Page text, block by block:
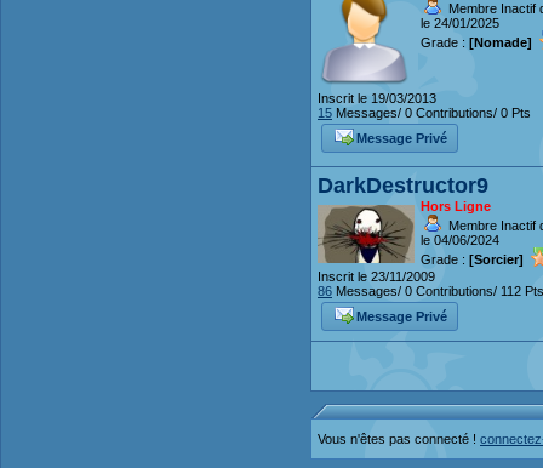
Membre Inactif
le 24/01/2025
Grade : [Nomade]
Inscrit le 19/03/2013
15 Messages/ 0 Contributions/ 0 Pts
Message Privé
DarkDestructor9
Hors Ligne
Membre Inactif
le 04/06/2024
Grade : [Sorcier]
Inscrit le 23/11/2009
86 Messages/ 0 Contributions/ 112 Pts
Message Privé
Vous n'êtes pas connecté !